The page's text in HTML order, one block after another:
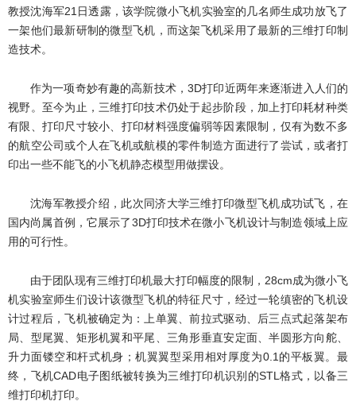
教授沈海军21日透露，该学院微小飞机实验室的几名师生成功放飞了
一架他们最新研制的微型飞机，而这架飞机采用了最新的三维打印制
造技术。
作为一项奇妙有趣的高新技术，3D打印近两年来逐渐进入人们的
视野。至今为止，三维打印技术仍处于起步阶段，加上打印耗材种类
有限、打印尺寸较小、打印材料强度偏弱等因素限制，仅有为数不多
的航空公司或个人在飞机或航模的零件制造方面进行了尝试，或者打
印出一些不能飞的小飞机静态模型用做摆设。
沈海军教授介绍，此次同济大学三维打印微型飞机成功试飞，在
国内尚属首例，它展示了3D打印技术在微小飞机设计与制造领域上应
用的可行性。
由于团队现有三维打印机最大打印幅度的限制，28cm成为微小飞
机实验室师生们设计该微型飞机的特征尺寸，经过一轮缜密的飞机设
计过程后，飞机被确定为：上单翼、前拉式驱动、后三点式起落架布
局、型尾翼、矩形机翼和平尾、三角形垂直安定面、半圆形方向舵、
升力面镂空和杆式机身；机翼翼型采用相对厚度为0.1的平板翼。最
终，飞机CAD电子图纸被转换为三维打印机识别的STL格式，以备三
维打印机打印。